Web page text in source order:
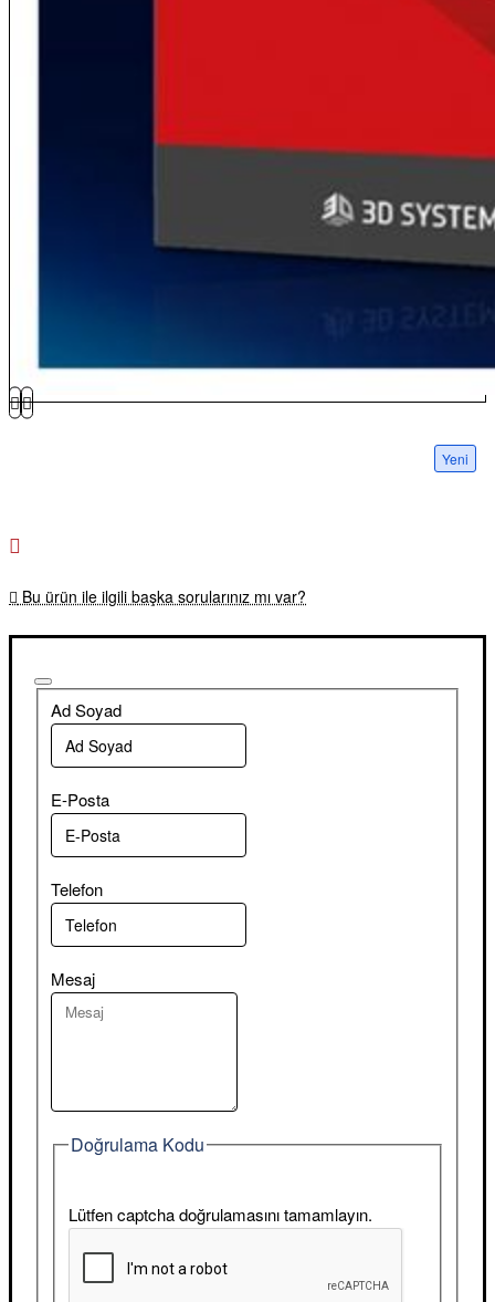
Yeni
Bu ürün ile ilgili başka sorularınız mı var?
Ad Soyad
E-Posta
Telefon
Mesaj
Doğrulama Kodu
Lütfen captcha doğrulamasını tamamlayın.